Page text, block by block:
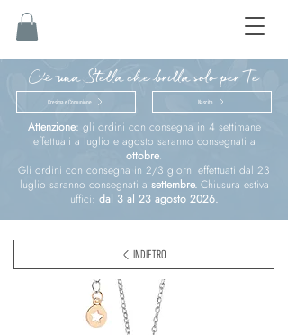
C'è una Stella che brilla solo per Te
Cresima e Comunione Nascita
Attenzione: gli ordini con consegna in 4 settimane
effettuati a luglio e agosto saranno consegnati a
ottobre.
Gli ordini con consegna in 2/3 giorni effettuati dal 23
luglio saranno consegnati a settembre.Chiusura estiva
uffici: dal 3 al 23 agosto 2026.
INDIETRO